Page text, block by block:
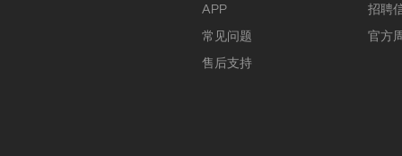
APP
常见问题
售后支持
招聘
官方